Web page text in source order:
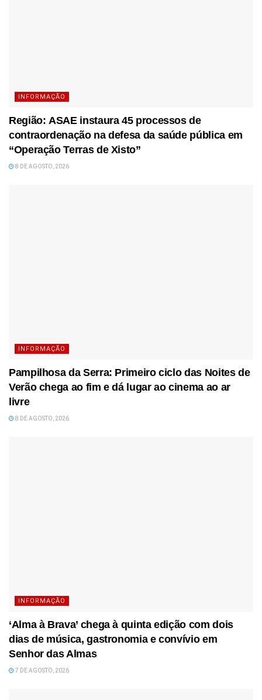
INFORMAÇÃO
Região: ASAE instaura 45 processos de
contraordenação na defesa da saúde pública em
“Operação Terras de Xisto”
8 DE AGOSTO, 2026
INFORMAÇÃO
Pampilhosa da Serra: Primeiro ciclo das Noites de
Verão chega ao fim e dá lugar ao cinema ao ar
livre
8 DE AGOSTO, 2026
INFORMAÇÃO
‘Alma à Brava’ chega à quinta edição com dois
dias de música, gastronomia e convívio em
Senhor das Almas
7 DE AGOSTO, 2026